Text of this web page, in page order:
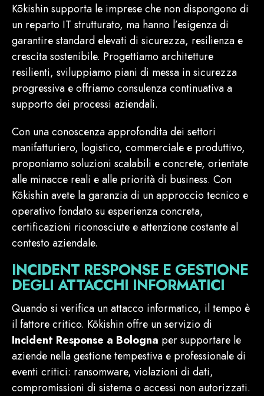
Kōkishin supporta le imprese che non dispongono di
un reparto IT strutturato, ma hanno l’esigenza di
garantire standard elevati di sicurezza, resilienza e
crescita sostenibile. Progettiamo architetture
resilienti, sviluppiamo piani di messa in sicurezza
progressiva e offriamo consulenza continuativa a
supporto dei processi aziendali.
Con una conoscenza approfondita dei settori
manifatturiero, logistico, commerciale e produttivo,
proponiamo soluzioni scalabili e concrete, orientate
alle minacce reali e alle priorità di business. Con
Kōkishin avete la garanzia di un approccio tecnico e
operativo fondato su esperienza concreta,
certificazioni riconosciute e attenzione costante al
contesto aziendale.
INCIDENT RESPONSE E GESTIONE
DEGLI ATTACCHI INFORMATICI
Quando si verifica un attacco informatico, il tempo è
il fattore critico. Kōkishin offre un servizio di
Incident Response a Bologna per supportare le
aziende nella gestione tempestiva e professionale di
eventi critici: ransomware, violazioni di dati,
compromissioni di sistema o accessi non autorizzati.